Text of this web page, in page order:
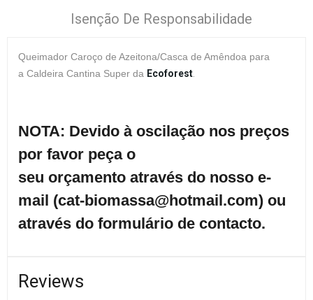
Isenção De Responsabilidade
Queimador Caroço de Azeitona/Casca de Amêndoa para
a Caldeira Cantina Super da Ecoforest
NOTA: Devido à oscilação nos preços
por favor peça o
seu orçamento através do nosso e-
mail (cat-biomassa@hotmail.com) ou
através do formulário de contacto.
Reviews